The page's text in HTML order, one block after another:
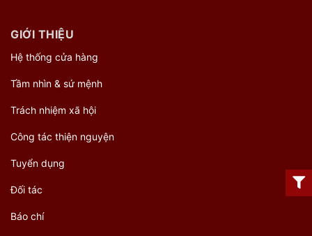
GIỚI THIỆU
Hệ thống cửa hàng
Tầm nhìn & sứ mệnh
Trách nhiệm xã hội
Công tác thiện nguyện
Tuyển dụng
Đối tác
Báo chí